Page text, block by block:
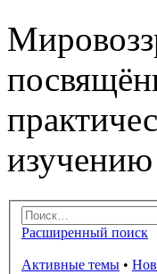
Расширенный поиск
Активные темы •